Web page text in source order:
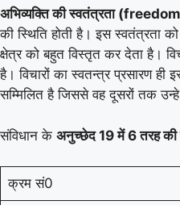
अभिव्यक्ति की स्वतंत्रता
की स्थिति होती है। इस स्वतंत्रता
क्षेत्र को बहुत विस्तृत कर देता है।
है। विचारों का स्वतन्त्र प्रसारण ही
सम्मिलित है जिससे वह दूसरों तक
संविधान के अनुच्छेद 19 में 6 तरह
क्रम सं0